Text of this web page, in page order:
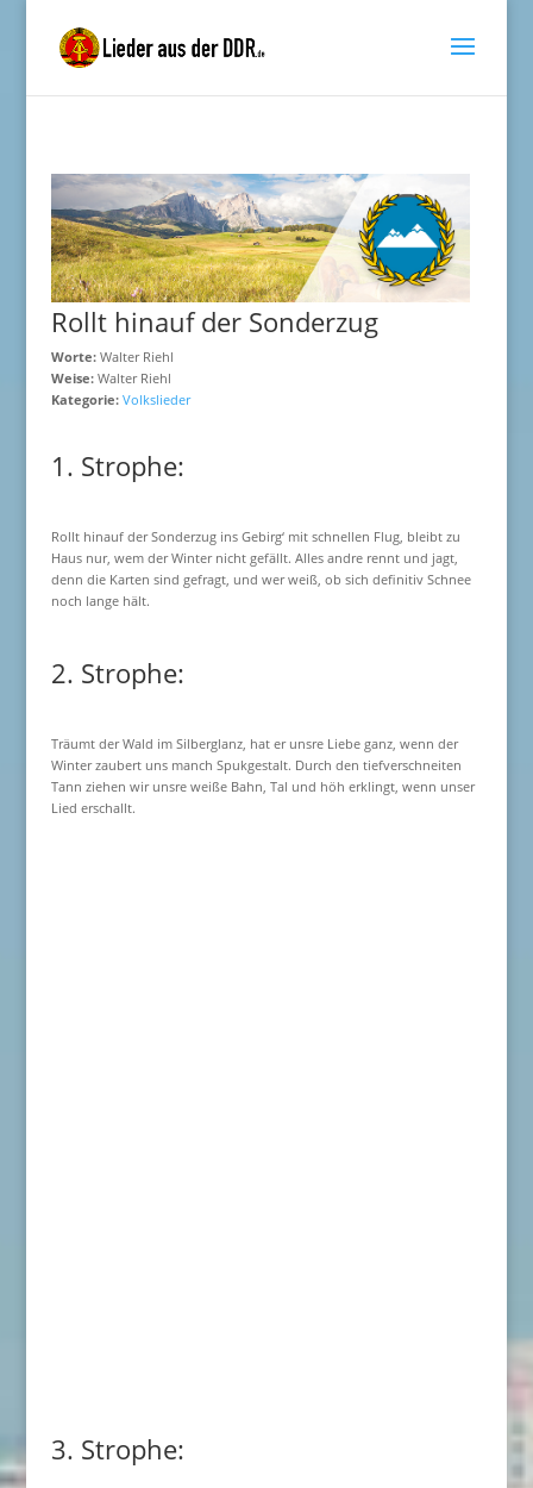
Rollt hinauf der Sonderzug
Worte:Walter Riehl
Weise:Walter Riehl
Kategorie: Volkslieder
1. Strophe:
Rollt hinauf der Sonderzug ins Gebirg‘ mit schnellen Flug, bleibt zu
Haus nur, wem der Winter nicht gefällt. Alles andre rennt und jagt,
denn die Karten sind gefragt, und wer weiß, ob sich definitiv Schnee
noch lange hält.
2. Strophe:
Träumt der Wald im Silberglanz, hat er unsre Liebe ganz, wenn der
Winter zaubert uns manch Spukgestalt. Durch den tiefverschneiten
Tann ziehen wir unsre weiße Bahn, Tal und höh erklingt, wenn unser
Lied erschallt.
3. Strophe: